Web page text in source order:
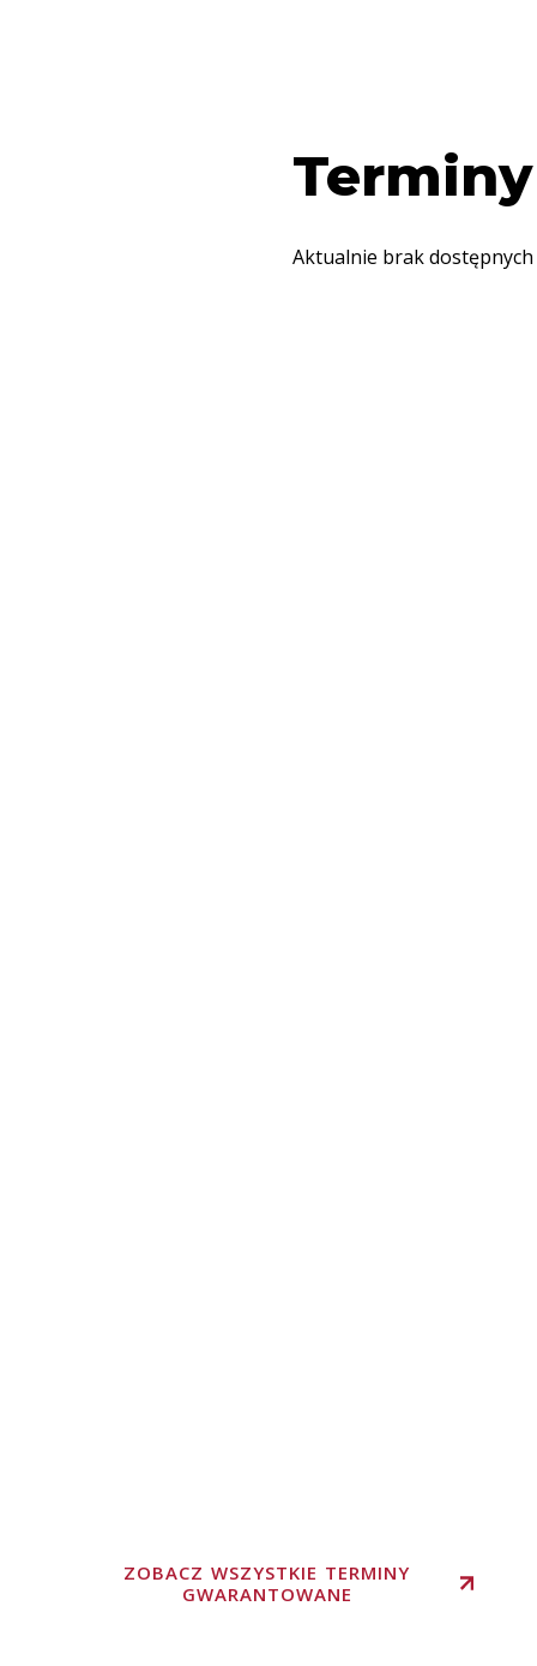
Aktualnie brak
ZOBACZ WSZYSTKIE TERMINY
GWARANTOWANE